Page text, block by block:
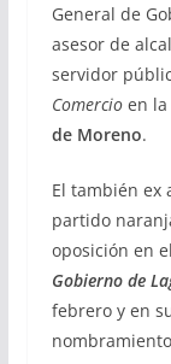
General de
asesor de
servidor
Comercioen la
de Moreno.
El también ex
partido
oposición en
Gobierno de
febrero y en